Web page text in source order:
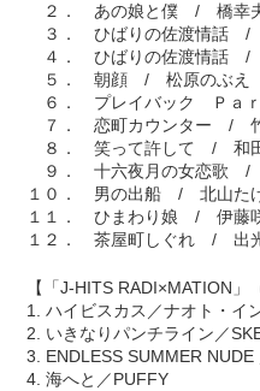
２． あの娘と僕 / 橋幸
３． ひばりの佐渡情話 /
４． ひばりの佐渡情話 /
５． 朝顔 / 松原のぶえ
６． プレイバック Ｐａ
７． 恋町カウンター /
８． 笑って許して / 和
９． 十六夜月の女恋歌 /
１０． 男の出船 / 北山た
１１． ひまわり娘 / 伊藤
１２． 茶屋町しぐれ / 出
【「J-HITS RADI×MATION」
1. ハイビスカス／ナオト・イ
2. いきなりパンチライン／
3. ENDLESS SUMMER
4. 海へと／PUFFY